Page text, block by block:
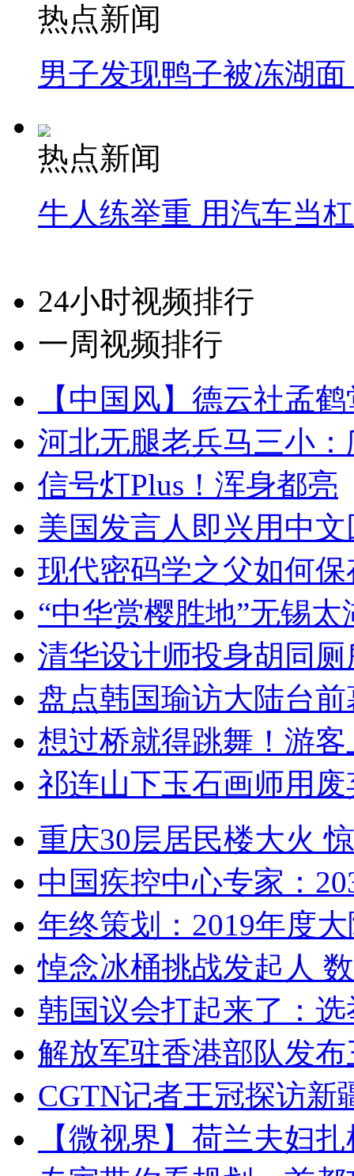
热点新闻
男子发现鸭子被冻湖
热点新闻
牛人练举重 用汽车当
24小时视频排行
一周视频排行
【中国风】德云社孟
河北无腿老兵马三小
信号灯Plus！浑身都亮
美国发言人即兴用中
现代密码学之父如何
“中华赏樱胜地”无锡
清华设计师投身胡同
盘点韩国瑜访大陆台
想过桥就得跳舞！游客
祁连山下玉石画师用
重庆30层居民楼大火
中国疾控中心专家：
年终策划：2019年度
悼念冰桶挑战发起人
韩国议会打起来了：
解放军驻香港部队发
CGTN记者王冠探访新
【微视界】荷兰夫妇